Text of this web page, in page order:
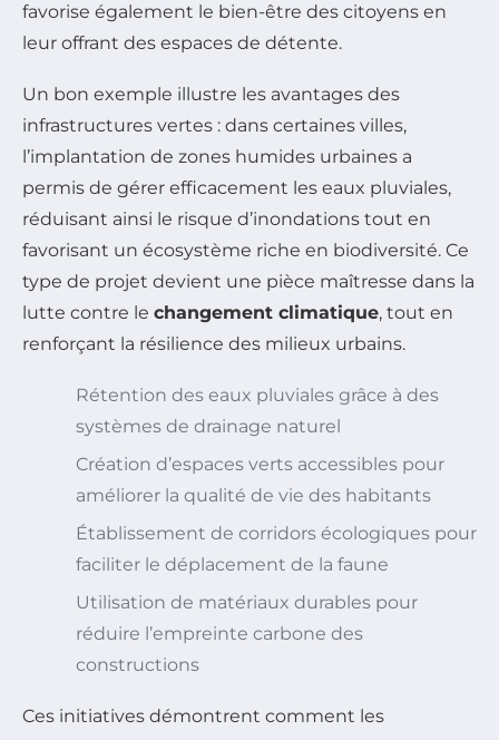
favorise également le bien-être des citoyens en
leur offrant des espaces de détente.
Un bon exemple illustre les avantages des
infrastructures vertes : dans certaines villes,
l’implantation de zones humides urbaines a
permis de gérer efficacement les eaux pluviales,
réduisant ainsi le risque d’inondations tout en
favorisant un écosystème riche en biodiversité. Ce
type de projet devient une pièce maîtresse dans la
lutte contre le changement climatique, tout en
renforçant la résilience des milieux urbains.
Rétention des eaux pluviales grâce à des
systèmes de drainage naturel
Création d’espaces verts accessibles pour
améliorer la qualité de vie des habitants
Établissement de corridors écologiques pour
faciliter le déplacement de la faune
Utilisation de matériaux durables pour
réduire l’empreinte carbone des
constructions
Ces initiatives démontrent comment les